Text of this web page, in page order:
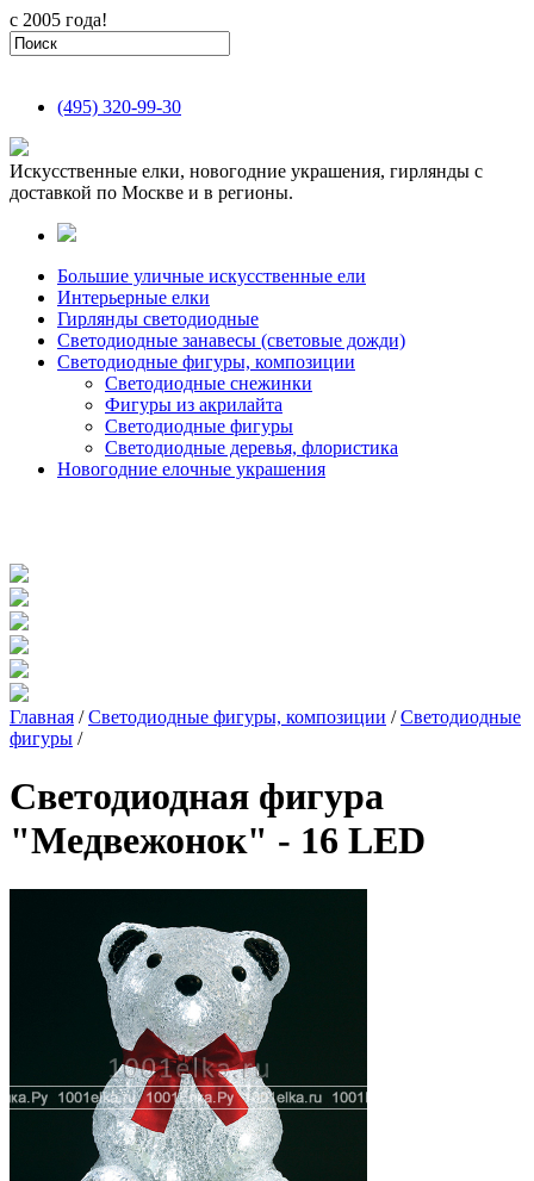
с 2005 года!
(495) 320-99-30
Искусственные елки, новогодние украшения, гирлянды с
доставкой по Москве и в регионы.
Большие уличные искусственные ели
Интерьерные елки
Гирлянды светодиодные
Светодиодные занавесы (световые дожди)
Светодиодные фигуры, композиции
Светодиодные снежинки
Фигуры из акрилайта
Светодиодные фигуры
Светодиодные деревья, флористика
Новогодние елочные украшения
Главная / Светодиодные фигуры, композиции / Светодиодные
фигуры /
Светодиодная фигура
"Медвежонок" - 16 LED